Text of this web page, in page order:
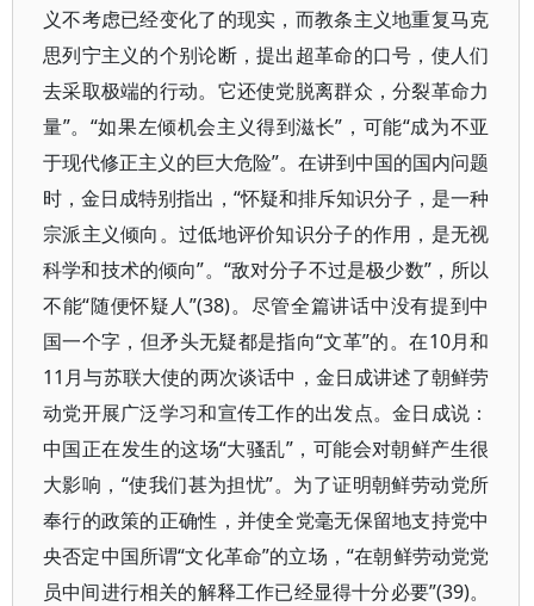
义不考虑已经变化了的现实，而教条主义地重复马克
思列宁主义的个别论断，提出超革命的口号，使人们
去采取极端的行动。它还使党脱离群众，分裂革命力
量”。“如果左倾机会主义得到滋长”，可能“成为不亚
于现代修正主义的巨大危险”。在讲到中国的国内问题
时，金日成特别指出，“怀疑和排斥知识分子，是一种
宗派主义倾向。过低地评价知识分子的作用，是无视
科学和技术的倾向”。“敌对分子不过是极少数”，所以
不能“随便怀疑人”(38)。尽管全篇讲话中没有提到中
国一个字，但矛头无疑都是指向“文革”的。在10月和
11月与苏联大使的两次谈话中，金日成讲述了朝鲜劳
动党开展广泛学习和宣传工作的出发点。金日成说：
中国正在发生的这场“大骚乱”，可能会对朝鲜产生很
大影响，“使我们甚为担忧”。为了证明朝鲜劳动党所
奉行的政策的正确性，并使全党毫无保留地支持党中
央否定中国所谓“文化革命”的立场，“在朝鲜劳动党党
员中间进行相关的解释工作已经显得十分必要”(39)。